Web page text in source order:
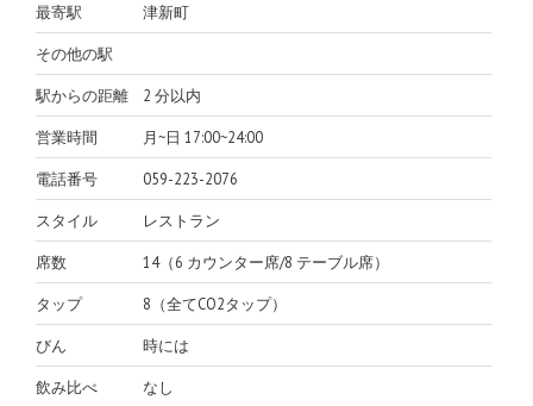
最寄駅 津新町
その他の駅
駅からの距離 2 分以内
営業時間 月~日 17:00~24:00
電話番号 059-223-2076
スタイル レストラン
席数 14（6 カウンター席/8 テーブル席）
タップ 8（全てCO2タップ）
びん 時には
飲み比べ なし